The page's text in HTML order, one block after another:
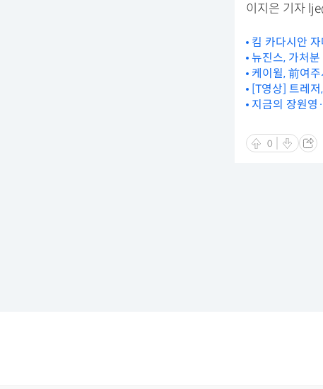
이지은 기자
킴 카다시안
뉴진스, 가처
케이윌, 前여
[T영상] 트레저
지금의 장원영
0